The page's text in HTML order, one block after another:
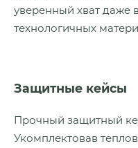
уверенный хват даже
технологичных
Защитные кейсы
Прочный защитный
Укомплектовав